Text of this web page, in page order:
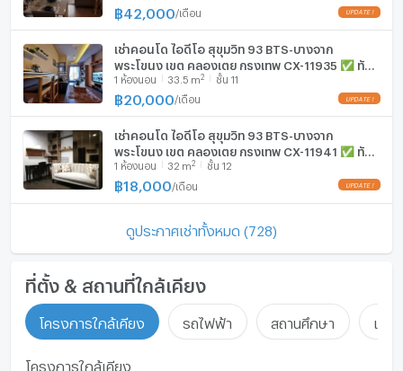
**บริการปรึกษาสินเชื่อฟรี! ดอกเบี้ยพิเศษ และ วงเงินกู้สูงสุด
สอบถามข้อมูลเพิ่มเติม ติดต่อ
CONNEX PROPERTY สนใจซื้อ-ขายบ้าน ปรึกษาฟรี! ทีมงาน
มืออาชีพ
Call: 099-019-9900
E-Mail:info@connexproperty.co.th
Facebook: Connex Property
LINE OA: @connexproperty
https://connex.in.th/
update : 2026-08-06 00:10:01
อาชีพ ✅ 🔥🔥🔥
฿ 42,000 /เดือน
เช่าคอนโด ไอดีโอ สุขุมวิท 93 BTS-บางจาก
พระโขนง เขต คลองเตย กรุงเทพ CX-11935 ✅ ทัก
ไลน์ @connexproperty ตอบทันที ทีมงานมืออาชีพ
✅
1 ห้องนอน 33.5 m2 ชั้น 11
฿20,000 /เดือน
เช่าคอนโด ไอดีโอ สุขุมวิท 93 BTS-บางจาก
พระโขนง เขต คลองเตย กรุงเทพ CX-11941 ✅ ทัก
ไลน์ @connexproperty ตอบทันที ทีมงานมืออาชีพ
✅
1 ห้องนอน 32 m2 ชั้น 12
฿18,000 /เดือน
ดูประกาศเช่าทั้งหมด (728)
ที่ตั้ง & สถานที่ใกล้เคียง
โครงการใกล้เคียง รถไฟฟ้า สถานศึกษา แหล่
โครงการใกล้เคียง